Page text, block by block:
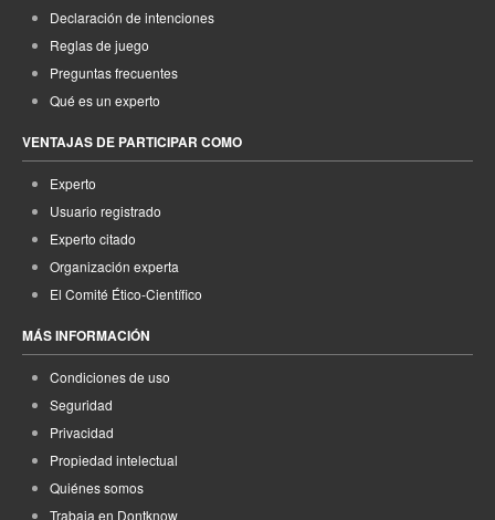
Declaración de intenciones
Reglas de juego
Preguntas frecuentes
Qué es un experto
VENTAJAS DE PARTICIPAR COMO
Experto
Usuario registrado
Experto citado
Organización experta
El Comité Ético-Científico
MÁS INFORMACIÓN
Condiciones de uso
Seguridad
Privacidad
Propiedad intelectual
Quiénes somos
Trabaja en Dontknow